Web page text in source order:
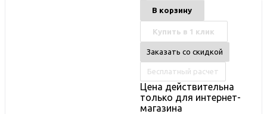
В корзину
Купить в 1 клик
Заказать со скидкой
Бесплатный расчет
Цена действительна
только для интернет-
магазина